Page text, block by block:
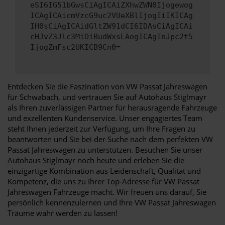
eSI6IG51bGwsCiAgICAiZXhwZWN0Ijogewog
ICAgICAicmVzcG9uc2VUeXBlIjogIiIKICAg
IH0sCiAgICAidGltZW91dCI6IDAsCiAgICAi
cHJvZ3Jlc3MiOiBudWxsLAogICAgInJpc2t5
IjogZmFsc2UKICB9Cn0=
Entdecken Sie die Faszination von VW Passat Jahreswagen
für Schwabach, und vertrauen Sie auf Autohaus Stiglmayr
als Ihren zuverlässigen Partner für herausragende Fahrzeuge
und exzellenten Kundenservice. Unser engagiertes Team
steht Ihnen jederzeit zur Verfügung, um Ihre Fragen zu
beantworten und Sie bei der Suche nach dem perfekten VW
Passat Jahreswagen zu unterstützen. Besuchen Sie unser
Autohaus Stiglmayr noch heute und erleben Sie die
einzigartige Kombination aus Leidenschaft, Qualität und
Kompetenz, die uns zu Ihrer Top-Adresse für VW Passat
Jahreswagen Fahrzeuge macht. Wir freuen uns darauf, Sie
persönlich kennenzulernen und Ihre VW Passat Jahreswagen
Träume wahr werden zu lassen!